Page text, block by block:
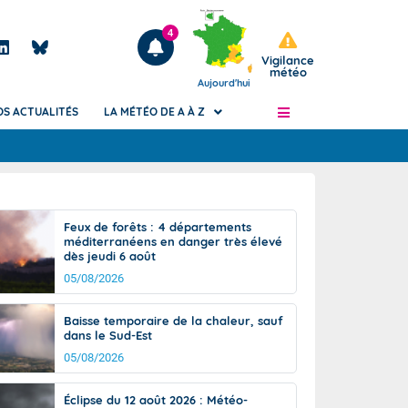
Articles
4
Aujourd'hui
Vigilance
météo
de
Phénomènes dangereux de J+2 à J+7
Avertissement pluies intenses à l'échelle
des communes (Apic)
Bulletins Marine
Bulletins d'estimation du risque
d'avalanche
Météo des forêts
Vigicrues
ACTUALITÉS LA MÉTÉO DE A À Z
Feux de forêts : 4 départements
méditerranéens en danger très élevé
dès jeudi 6 août
05/08/2026
Baisse temporaire de la chaleur, sauf
dans le Sud-Est
05/08/2026
Éclipse du 12 août 2026 : Météo-